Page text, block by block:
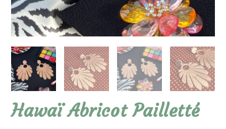
Hawaï Abricot Pailletté